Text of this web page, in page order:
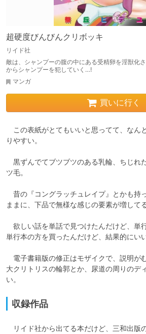
超硬度びんびんクリボッキ
リイド社
敵は、シャンプーの腹の中にある受精卵を淫獣化
からシャンプーを犯していく…!
マンガ
買いに行く
この表紙がとてもいいと思ってて、なん
りやすい。
黒ずんでてブツブツのある乳輪、ちじれ
ツ毛。
昔の『コングラッチュレイプ』とかも持
ままに、下品で無様な感じの要素が増して
欲しい話を単話で見つけたんだけど、単
単行本の方を買ったんだけど、結果的にい
電子書籍版の修正はモザイクで、説明が
大クリトリスの輪郭とか、尿道の周りのデ
い。
収録作品
リイド社から出てる本だけど、三和出版